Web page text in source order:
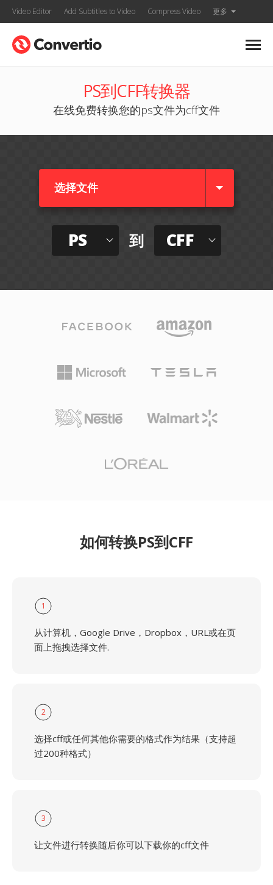
Video Editor Add Subtitles to Video Compress Video 更多
PS到CFF转换器
在线免费转换您的ps文件为cff文件
选择文件
PS 到 CFF
如何转换PS到CFF
1
从计算机，Google Drive，Dropbox，URL或在页
面上拖拽选择文件.
2
选择cff或任何其他你需要的格式作为结果（支持超
过200种格式）
3
让文件进行转换随后你可以下载你的cff文件